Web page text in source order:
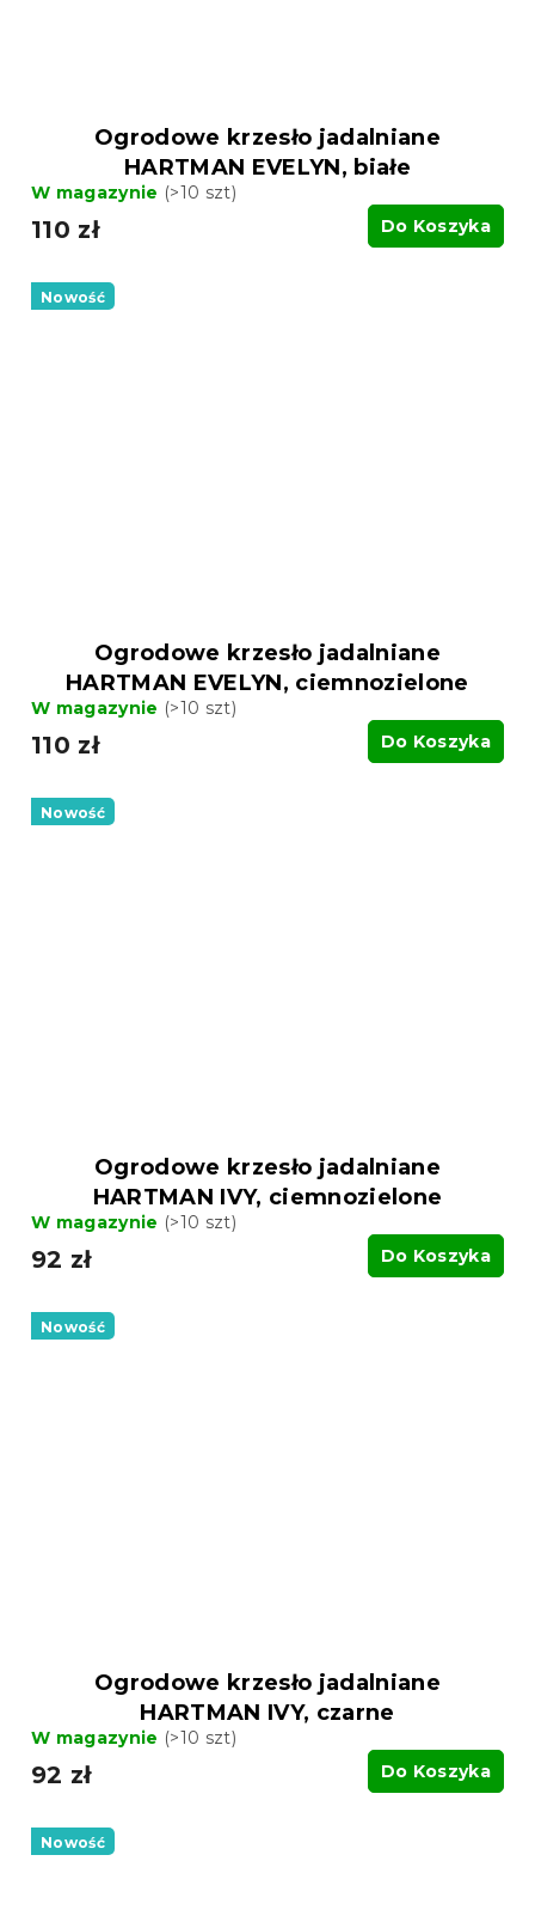
Ogrodowe krzesło jadalniane
HARTMAN EVELYN, białe
W magazynie (>10 szt)
110 zł Do Koszyka
Nowość
Ogrodowe krzesło jadalniane
HARTMAN EVELYN, ciemnozielone
W magazynie (>10 szt)
110 zł Do Koszyka
Nowość
Ogrodowe krzesło jadalniane
HARTMAN IVY, ciemnozielone
W magazynie (>10 szt)
92 zł Do Koszyka
Nowość
Ogrodowe krzesło jadalniane
HARTMAN IVY, czarne
W magazynie (>10 szt)
92 zł Do Koszyka
Nowość